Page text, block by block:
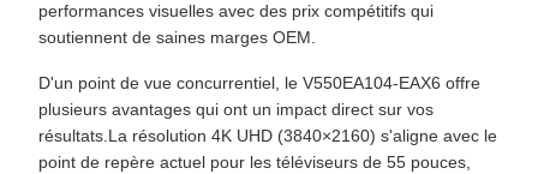
performances visuelles avec des prix compétitifs qui
soutiennent de saines marges OEM.
D'un point de vue concurrentiel, le V550EA104-EAX6 offre
plusieurs avantages qui ont un impact direct sur vos
résultats.La résolution 4K UHD (3840×2160) s'aligne avec le
point de repère actuel pour les téléviseurs de 55 pouces,